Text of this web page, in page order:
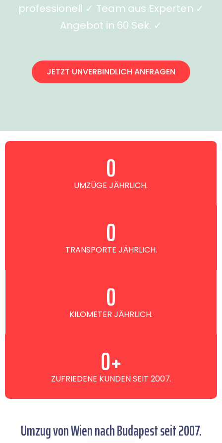
professionell ✓ Team aus Experten ✓
Angebot in 60 Sek. ✓
JETZT UNVERBINDLICH ANFRAGEN
UMZÜGE JÄHRLICH.
0
TRANSPORTE JÄHRLICH.
0
KILOMETER JÄHRLICH.
0
ZUFRIEDENE KUNDEN SEIT 2007.
0+
Umzug von Wien nach Budapest seit 2007.